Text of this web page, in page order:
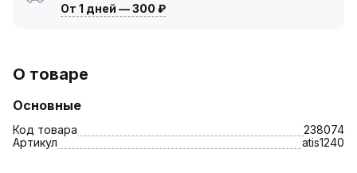
От 1 дней —300 ₽
О товаре
Основные
Код товара
238074
Артикул
atis1240